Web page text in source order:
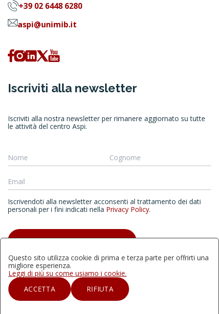
+39 02 6448 6280
aspi@unimib.it
Iscriviti alla newsletter
Iscriviti alla nostra newsletter per rimanere aggiornato su tutte
le attività del centro Aspi.
Iscrivendoti alla newsletter acconsenti al trattamento dei dati
personali per i fini indicati nella Privacy Policy.
ISCRIVITI ALLA NEWSLETTER
Quest'opera è distribuita con Licenza Creative Commons
Attribuzione - Non commerciale - Non opere derivate 4.0
Internazionale.2024 | Aspi - Archivio storico della psicologia
Questo sito utilizza cookie di prima e terza parte per offrirti una
migliore esperienza.
Leggi di più su come usiamo i cookie.
ACCETTA
RIFIUTA